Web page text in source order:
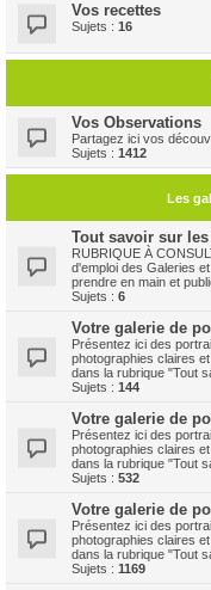
Vos recettes
Sujets : 16
Vos Observations
Partagez ici vos
Sujets : 1412
Les
Tout savoir sur
RUBRIQUE À
d'emploi des Galeries
prendre en main et
Sujets : 6
Votre galerie de
Présentez ici des
photographies claires
dans la rubrique "Tout
Sujets : 144
Votre galerie de
Présentez ici des
photographies claires
dans la rubrique "Tout
Sujets : 532
Votre galerie de
Présentez ici des
photographies claires
dans la rubrique "Tout
Sujets : 1169